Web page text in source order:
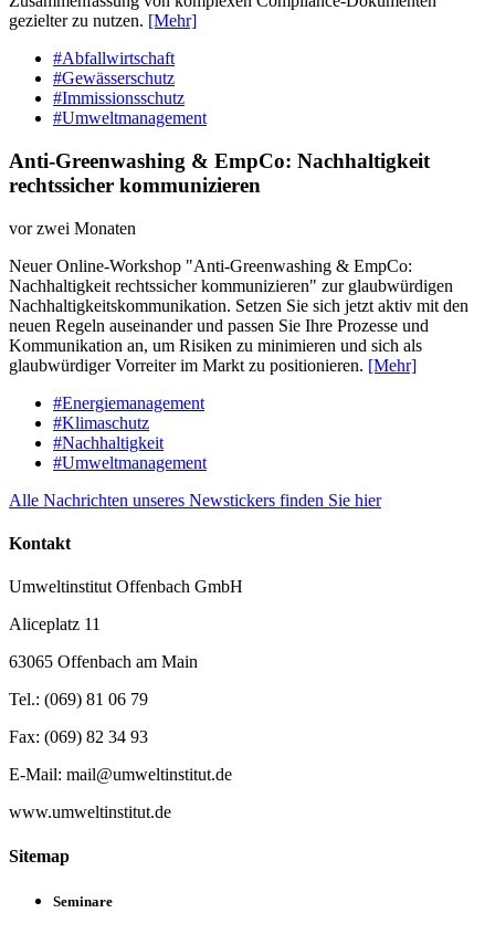
gezielter zu nutzen. [Mehr]
#Abfallwirtschaft
#Gewässerschutz
#Immissionsschutz
#Umweltmanagement
Anti-Greenwashing & EmpCo: Nachhaltigkeit
rechtssicher kommunizieren
vor zwei Monaten
Neuer Online-Workshop "Anti-Greenwashing & EmpCo:
Nachhaltigkeit rechtssicher kommunizieren" zur glaubwürdigen
Nachhaltigkeitskommunikation. Setzen Sie sich jetzt aktiv mit den
neuen Regeln auseinander und passen Sie Ihre Prozesse und
Kommunikation an, um Risiken zu minimieren und sich als
glaubwürdiger Vorreiter im Markt zu positionieren. [Mehr]
#Energiemanagement
#Klimaschutz
#Nachhaltigkeit
#Umweltmanagement
Alle Nachrichten unseres Newstickers finden Sie hier
Kontakt
Umweltinstitut Offenbach GmbH
Aliceplatz 11
63065 Offenbach am Main
Tel.: (069) 81 06 79
Fax: (069) 82 34 93
E-Mail: mail@umweltinstitut.de
www.umweltinstitut.de
Sitemap
Seminare